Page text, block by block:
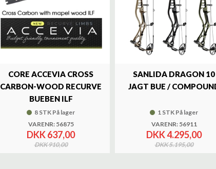
CORE ACCEVIA CROSS
CARBON-WOOD RECURVE
BUEBEN ILF
8 STK På lager
VARENR: 56875
DKK 637,00
DKK 910,00
SANLIDA DRAGON 10
JAGT BUE /
1 STK På lager
VARENR: 56911
DKK 4.295,00
DKK 5.195,00